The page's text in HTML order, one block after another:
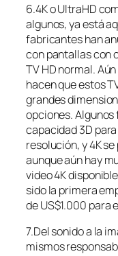
6.4K o UltraHD
algunos, ya está
fabricantes han
con pantallas con
TV HD normal.
hacen que estos
grandes
opciones.
capacidad 3D
resolución, y 4K
aunque aún hay
video 4K
sido la primera
de US$1.000 para
7.Del sonido a la
mismos